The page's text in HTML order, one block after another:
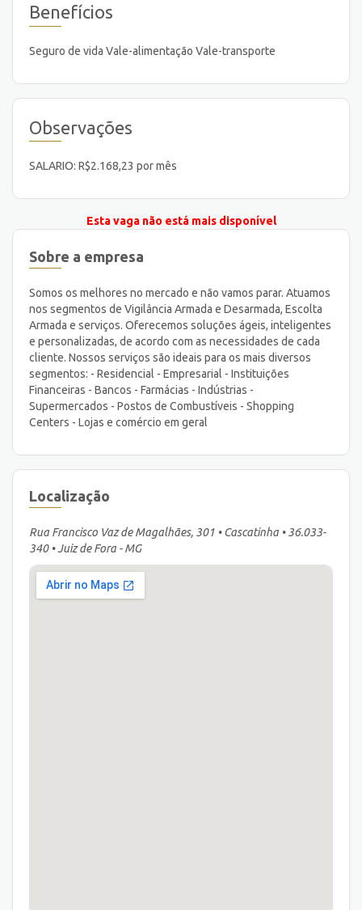
Benefícios
Seguro de vida Vale-alimentação Vale-transporte
Observações
SALARIO: R$2.168,23 por mês
Esta vaga não está mais disponível
Sobre a empresa
Somos os melhores no mercado e não vamos parar. Atuamos
nos segmentos de Vigilância Armada e Desarmada, Escolta
Armada e serviços. Oferecemos soluções ágeis, inteligentes
e personalizadas, de acordo com as necessidades de cada
cliente. Nossos serviços são ideais para os mais diversos
segmentos: - Residencial - Empresarial - Instituições
Financeiras - Bancos - Farmácias - Indústrias -
Supermercados - Postos de Combustíveis - Shopping
Centers - Lojas e comércio em geral
Localização
Rua Francisco Vaz de Magalhães, 301 • Cascatinha • 36.033-
340 • Juiz de Fora - MG